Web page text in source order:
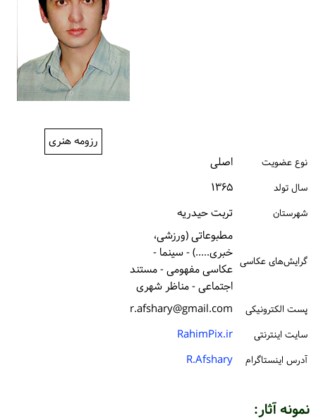
رزومه هنری
نوع عضویت اصلی
سال تولد ۱۳۶۵
شهرستان تربت حیدریه
گرایش‌های عکاسی
مطبوعاتی (ورزشی،
خبری.....) - سینما -
عکاسی مفهومی - مستند
اجتماعی - مناظر شهری
پست الكترونیكی r.afshary@gmail.com
سایت اینترنتی RahimPix.ir
آدرس اینستاگرام R.Afshary
نمونه آثار: